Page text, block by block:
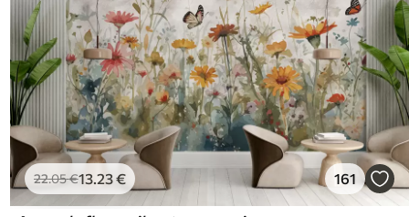
22.05€13.23€ 161